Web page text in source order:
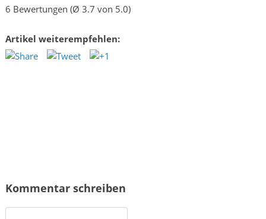
6 Bewertungen (Ø 3.7 von 5.0)
Artikel weiterempfehlen:
Kommentar schreiben